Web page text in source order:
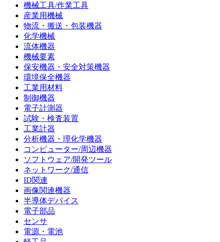
機械工具/作業工具
産業用機械
物流・搬送・包装機器
化学機械
流体機器
機械要素
保安機器・安全対策機器
環境保全機器
工業用材料
制御機器
電子計測器
試験・検査装置
工業計器
分析機器・理化学機器
コンピューター/周辺機器
ソフトウェア/開発ツール
ネットワーク/通信
ID関連
画像関連機器
半導体デバイス
電子部品
センサ
電源・電池